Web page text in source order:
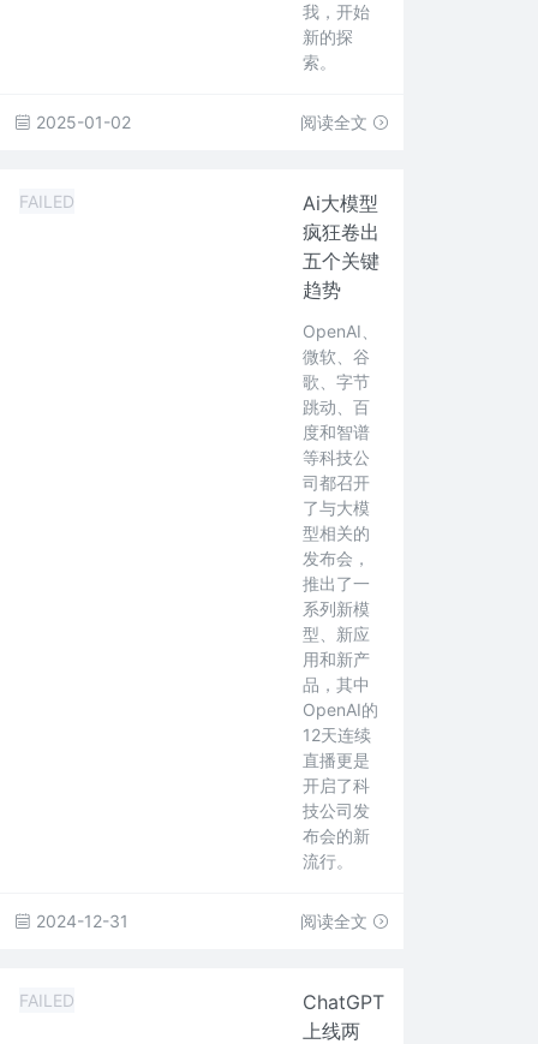
我，开始
新的探
索。
2025-01-02 阅读全文
FAILED
Ai大模型
疯狂卷出
五个关键
趋势
OpenAI、
微软、谷
歌、字节
跳动、百
度和智谱
等科技公
司都召开
了与大模
型相关的
发布会，
推出了一
系列新模
型、新应
用和新产
品，其中
OpenAI的
12天连续
直播更是
开启了科
技公司发
布会的新
流行。
2024-12-31 阅读全文
FAILED
ChatGPT
上线两